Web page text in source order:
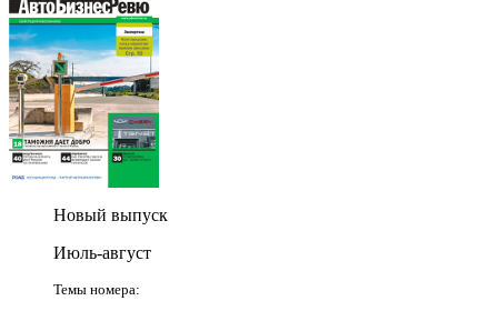
Новый выпуск
Июль-август
Темы номера: